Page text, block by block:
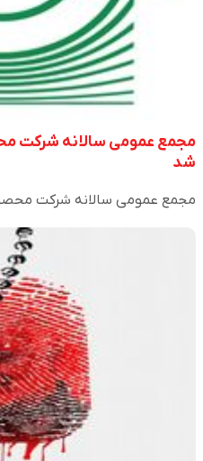
مجمع عمومی سالانه شرکت
شد
مجمع عمومی سالانه شرکت